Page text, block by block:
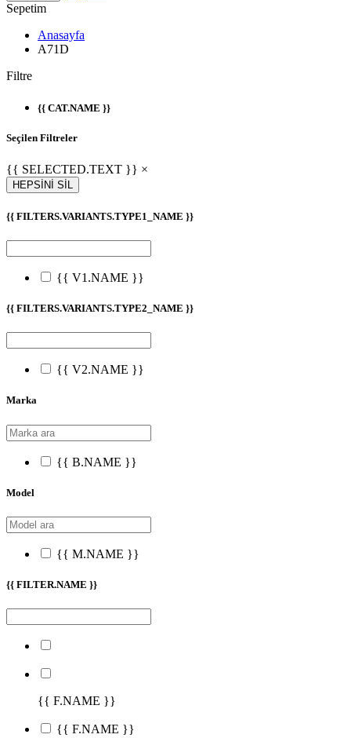
Sepetim
Anasayfa
A71D
Filtre
{{ CAT.NAME }}
Seçilen Filtreler
{{ SELECTED.TEXT }} ×
HEPSİNİ SİL
{{ FILTERS.VARIANTS.TYPE1_NAME }}
{{ V1.NAME }}
{{ FILTERS.VARIANTS.TYPE2_NAME }}
{{ V2.NAME }}
Marka
{{ B.NAME }}
Model
{{ M.NAME }}
{{ FILTER.NAME }}
{{ F.NAME }}
{{ F.NAME }}